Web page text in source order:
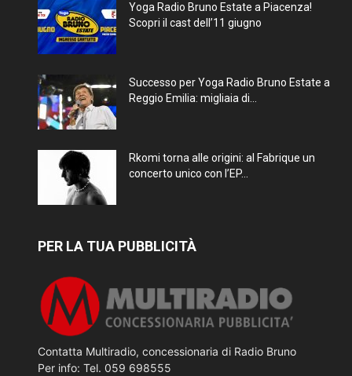
Yoga Radio Bruno Estate a Piacenza!
Scopri il cast dell’11 giugno
Successo per Yoga Radio Bruno Estate a
Reggio Emilia: migliaia di...
Rkomi torna alle origini: al Fabrique un
concerto unico con l’EP...
PER LA TUA PUBBLICITÀ
Contatta Multiradio, concessionaria di Radio Bruno
Per info: Tel. 059 698555